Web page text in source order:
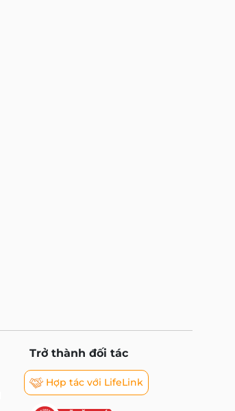
Trở thành đối tác
Hợp tác với LifeLink